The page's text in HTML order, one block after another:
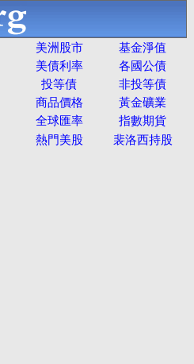
美洲股市
基金淨值
美債利率
各國公債
投等債
非投等債
商品價格
黃金礦業
全球匯率 指數期貨
熱門美股 裴洛西持股